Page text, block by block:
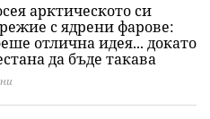
арктическото си
с ядрени фарове:
отлична идея... докато
да бъде такава